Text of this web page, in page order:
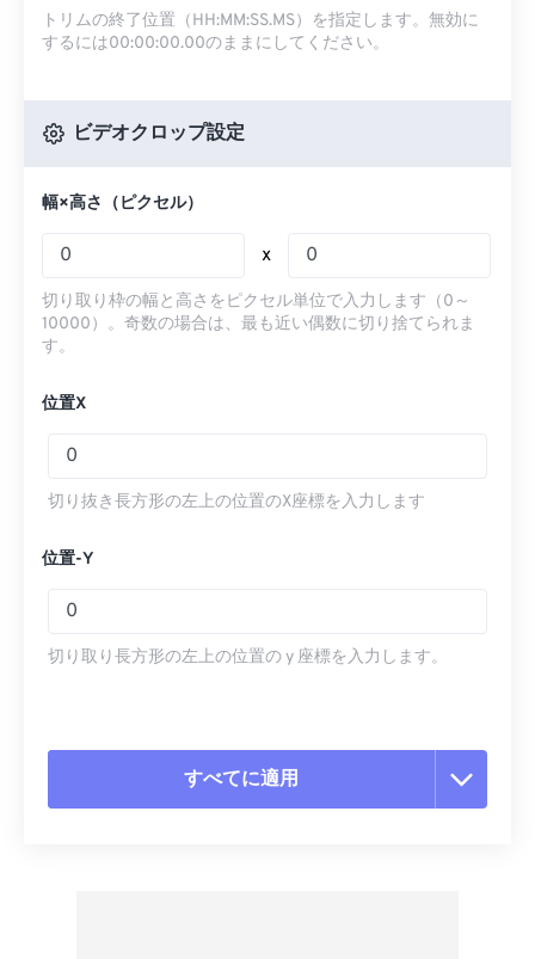
トリムの終了位置（HH:MM:SS.MS）を指定します。無効に
するには00:00:00.00のままにしてください。
ビデオクロップ設定
幅×高さ（ピクセル）
x
切り取り枠の幅と高さをピクセル単位で入力します（0～
10000）。奇数の場合は、最も近い偶数に切り捨てられま
す。
位置X
切り抜き長方形の左上の位置のX座標を入力します
位置-Y
切り取り長方形の左上の位置の y 座標を入力します。
すべてに適用